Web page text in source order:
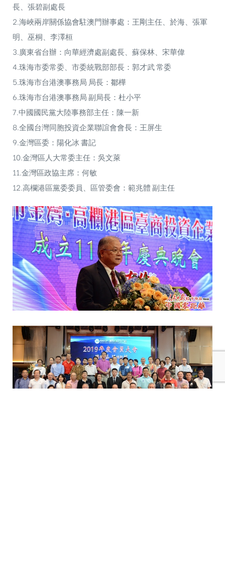
長、張碧副處長
2.海峽兩岸關係協會駐澳門辦事處：王剛主任、於海、張軍
明、巫桐、李澤桓
3.廣東省台辦：向華經濟處副處長、蘇保林、宋華偉
4.珠海市委常委、市委統戰部部長：郭才武 常委
5.珠海市台港澳事務局 局長：鄒樺
6.珠海市台港澳事務局 副局長：杜小平
7.中國國民黨大陸事務部主任：陳一新
8.全國台灣同胞投資企業聯誼會會長：王屏生
9.金灣區委：陽化冰 書記
10.金灣區人大常委主任：吳文萊
11.金灣區政協主席：何敏
12.高欄港區黨委委員、區管委會：範兆體 副主任